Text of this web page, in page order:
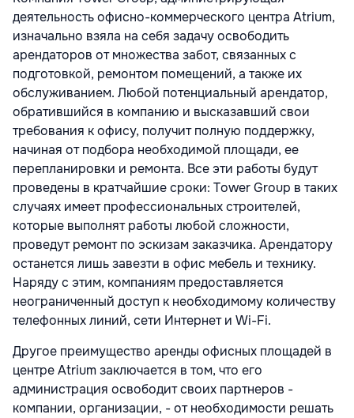
деятельность офисно-коммерческого центра Atrium,
изначально взяла на себя задачу освободить
арендаторов от множества забот, связанных с
подготовкой, ремонтом помещений, а также их
обслуживанием. Любой потенциальный арендатор,
обратившийся в компанию и высказавший свои
требования к офису, получит полную поддержку,
начиная от подбора необходимой площади, ее
перепланировки и ремонта. Все эти работы будут
проведены в кратчайшие сроки: Tower Group в таких
случаях имеет профессиональных строителей,
которые выполнят работы любой сложности,
проведут ремонт по эскизам заказчика. Арендатору
останется лишь завезти в офис мебель и технику.
Наряду с этим, компаниям предоставляется
неограниченный доступ к необходимому количеству
телефонных линий, сети Интернет и Wi-Fi.
Другое преимущество аренды офисных площадей в
центре Atrium заключается в том, что его
администрация освободит своих партнеров -
компании, организации, - от необходимости решать